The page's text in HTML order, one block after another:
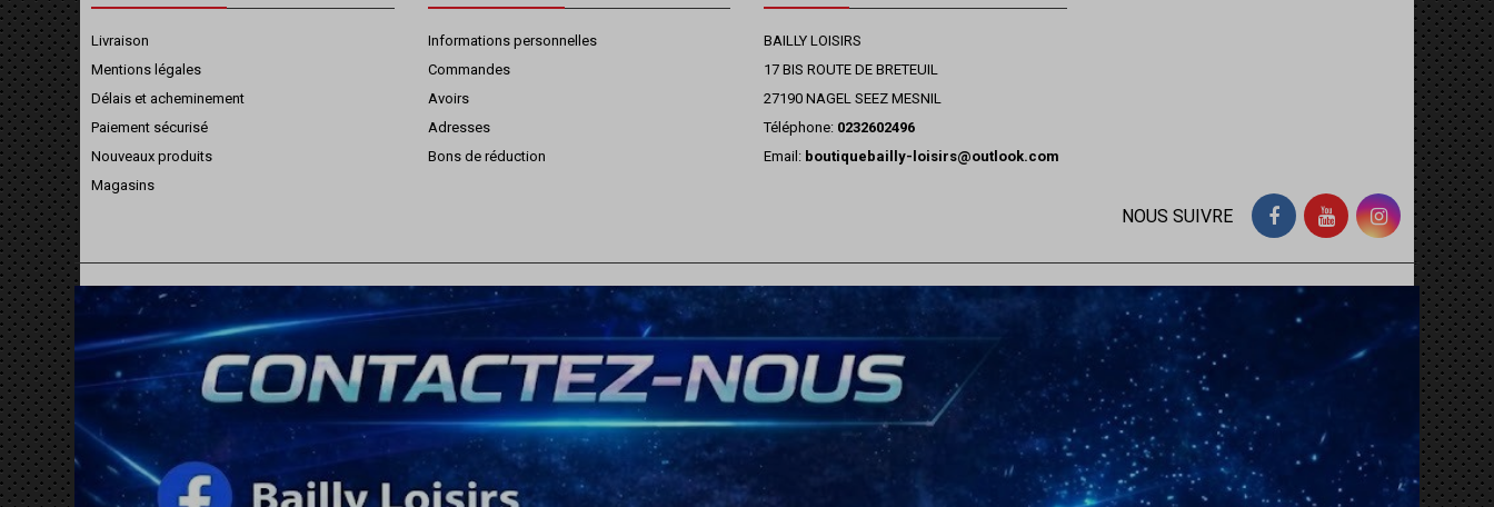
Livraison
Mentions légales
Délais et acheminement
Paiement sécurisé
Nouveaux produits
Magasins
Informations personnelles
Commandes
Avoirs
Adresses
Bons de réduction
BAILLY LOISIRS
17 BIS ROUTE DE BRETEUIL
27190 NAGEL SEEZ MESNIL
Téléphone: 0232602496
Email: boutiquebailly-loisirs@outlook.com
NOUS SUIVRE